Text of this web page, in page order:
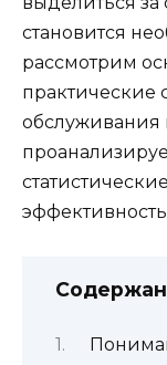
становится
рассмотрим
практические
обслуживания